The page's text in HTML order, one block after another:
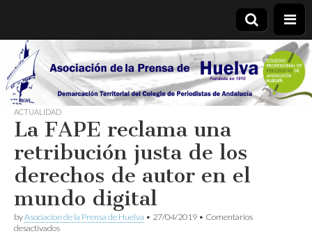
Asociación
de la
Prensa de
Huelva
ACTUALIDAD
La FAPE reclama una
retribución justa de los
derechos de autor en el
mundo digital
byAsociacion de la Prensa de Huelva • 27/04/2019 • Comentarios
desactivadosen